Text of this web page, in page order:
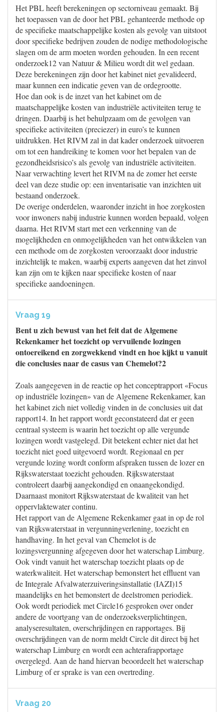
Het PBL heeft berekeningen op sectorniveau gemaakt. Bij
het toepassen van de door het PBL gehanteerde methode op
de specifieke maatschappelijke kosten als gevolg van uitstoot
door specifieke bedrijven zouden de nodige methodologische
slagen om de arm moeten worden gehouden. In een recent
onderzoek12 van Natuur & Milieu wordt dit wel gedaan.
Deze berekeningen zijn door het kabinet niet gevalideerd,
maar kunnen een indicatie geven van de ordegrootte.
Hoe dan ook is de inzet van het kabinet om de
maatschappelijke kosten van industriële activiteiten terug te
dringen. Daarbij is het behulpzaam om de gevolgen van
specifieke activiteiten (preciezer) in euro’s te kunnen
uitdrukken. Het RIVM zal in dat kader onderzoek uitvoeren
om tot een handreiking te komen voor het bepalen van de
gezondheidsrisico’s als gevolg van industriële activiteiten.
Naar verwachting levert het RIVM na de zomer het eerste
deel van deze studie op: een inventarisatie van inzichten uit
bestaand onderzoek.
De overige onderdelen, waaronder inzicht in hoe zorgkosten
voor inwoners nabij industrie kunnen worden bepaald, volgen
daarna. Het RIVM start met een verkenning van de
mogelijkheden en onmogelijkheden van het ontwikkelen van
een methode om de zorgkosten veroorzaakt door industrie
inzichtelijk te maken, waarbij experts aangeven dat het zinvol
kan zijn om te kijken naar specifieke kosten of naar
specifieke aandoeningen.
Vraag 19
Bent u zich bewust van het feit dat de Algemene
Rekenkamer het toezicht op vervuilende lozingen
ontoereikend en zorgwekkend vindt en hoe kijkt u vanuit
die conclusies naar de casus van Chemelot?2
Zoals aangegeven in de reactie op het conceptrapport «Focus
op industriële lozingen» van de Algemene Rekenkamer, kan
het kabinet zich niet volledig vinden in de conclusies uit dat
rapport14. In het rapport wordt geconstateerd dat er geen
centraal systeem is waarin het toezicht op alle vergunde
lozingen wordt vastgelegd. Dit betekent echter niet dat het
toezicht niet goed uitgevoerd wordt. Regionaal en per
vergunde lozing wordt conform afspraken tussen de lozer en
Rijkswaterstaat toezicht gehouden. Rijkswaterstaat
controleert daarbij aangekondigd en onaangekondigd.
Daarnaast monitort Rijkswaterstaat de kwaliteit van het
oppervlaktewater continu.
Het rapport van de Algemene Rekenkamer gaat in op de rol
van Rijkswaterstaat in vergunningverlening, toezicht en
handhaving. In het geval van Chemelot is de
lozingsvergunning afgegeven door het waterschap Limburg.
Ook vindt vanuit het waterschap toezicht plaats op de
waterkwaliteit. Het waterschap bemonstert het effluent van
de Integrale Afvalwaterzuiveringsinstallatie (IAZI)15
maandelijks en het bemonstert de deelstromen periodiek.
Ook wordt periodiek met Circle16 gesproken over onder
andere de voortgang van de onderzoeksverplichtingen,
analyseresultaten, overschrijdingen en rapportages. Bij
overschrijdingen van de norm meldt Circle dit direct bij het
waterschap Limburg en wordt een achterafrapportage
overgelegd. Aan de hand hiervan beoordeelt het waterschap
Limburg of er sprake is van een overtreding.
Vraag 20